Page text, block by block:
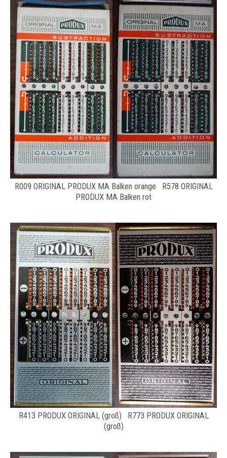
R009 ORIGINAL PRODUX MA Balken orange R578 ORIGINAL
PRODUX MA Balken rot
R413 PRODUX ORIGINAL (groß) R773 PRODUX ORIGINAL
(groß)